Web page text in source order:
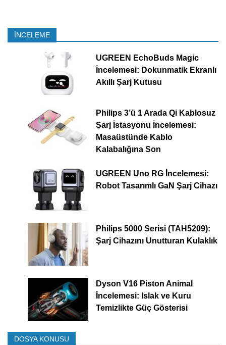
İNCELEME
UGREEN EchoBuds Magic
İncelemesi: Dokunmatik Ekranlı
Akıllı Şarj Kutusu
Philips 3’ü 1 Arada Qi Kablosuz
Şarj İstasyonu İncelemesi:
Masaüstünde Kablo
Kalabalığına Son
UGREEN Uno RG İncelemesi:
Robot Tasarımlı GaN Şarj Cihazı
Philips 5000 Serisi (TAH5209):
Şarj Cihazını Unutturan Kulaklık
Dyson V16 Piston Animal
İncelemesi: Islak ve Kuru
Temizlikte Güç Gösterisi
DOSYA KONUSU